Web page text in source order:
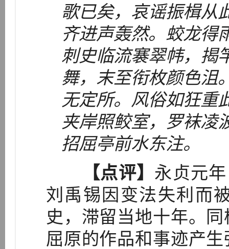
歌已矣，哀谣振楫从
齐进声轰然。蛟龙得
刺史临流褰翠帏，揭
舞，末至衔枚颜色沮
无定所。风俗如狂重
夹岸照鲛室，罗袜凌
招屈亭前水东注。
【点评】 永贞元
刘禹锡因变法失利而
史，滞留当地十年。
屈原的作品和事迹产